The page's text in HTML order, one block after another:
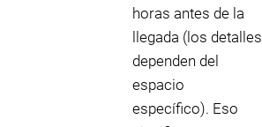
horas antes de la
llegada (los detalles
dependen del
espacio
específico). Eso